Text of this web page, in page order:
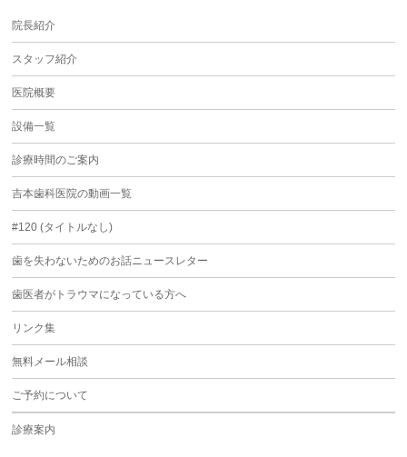
院長紹介
スタッフ紹介
医院概要
設備一覧
診療時間のご案内
吉本歯科医院の動画一覧
#120 (タイトルなし)
歯を失わないためのお話ニュースレター
歯医者がトラウマになっている方へ
リンク集
無料メール相談
ご予約について
診療案内